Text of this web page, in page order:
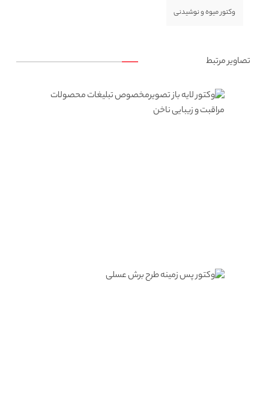
وکتور میوه و نوشیدنی
تصاویر مرتبط